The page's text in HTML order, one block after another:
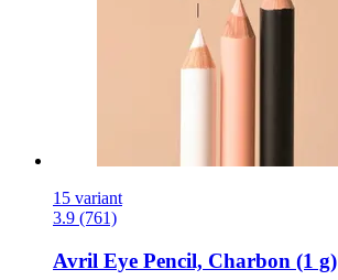
15 variant
3.9 (761)
Avril Eye Pencil, Charbon (1 g)